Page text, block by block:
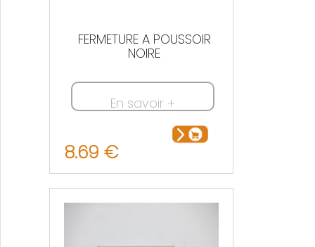
FERMETURE A POUSSOIR
NOIRE
En savoir +
8.69 €